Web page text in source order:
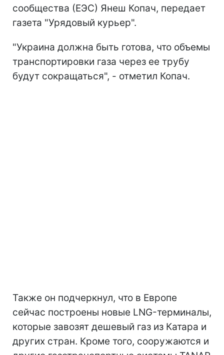
сообщества (ЕЭС) Янеш Копач, передает
газета "Урядовый курьер".
"Украина должна быть готова, что объемы
транспортировки газа через ее трубу
будут сокращаться", - отметил Копач.
Также он подчеркнул, что в Европе
сейчас построены новые LNG-терминалы,
которые завозят дешевый газ из Катара и
других стран. Кроме того, сооружаются и